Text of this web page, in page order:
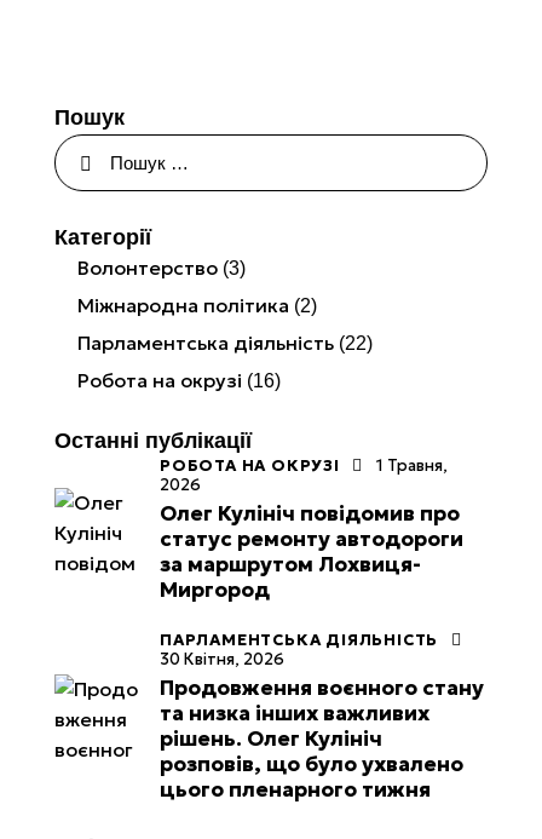
Пошук
Категорії
Волонтерство (3)
Міжнародна політика (2)
Парламентська діяльність (22)
Робота на окрузі (16)
Останні публікації
РОБОТА НА ОКРУЗІ
1 Травня,
2026
Олег Кулініч повідомив про
статус ремонту автодороги
за маршрутом Лохвиця-
Миргород
ПАРЛАМЕНТСЬКА ДІЯЛЬНІСТЬ
30 Квітня, 2026
Продовження воєнного стану
та низка інших важливих
рішень. Олег Кулініч
розповів, що було ухвалено
цього пленарного тижня